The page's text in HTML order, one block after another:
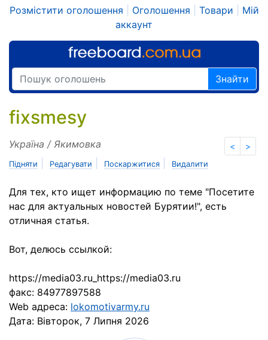
Розмістити оголошення Оголошення Товари
Мій
аккаунт
Знайти
fixsmesy
< >
Україна / Якимовка
Підняти Редагувати Поскаржитися Видалити
Для тех, кто ищет информацию по теме "Посетите
нас для актуальных новостей Бурятии!", есть
отличная статья.
Вот, делюсь ссылкой:
https://media03.ru_https://media03.ru
факс: 84977897588
Web адреса: lokomotivarmy.ru
Дата: Вівторок, 7 Липня 2026